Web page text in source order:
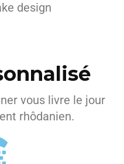
design
vous livre le jour
rhôdanien.